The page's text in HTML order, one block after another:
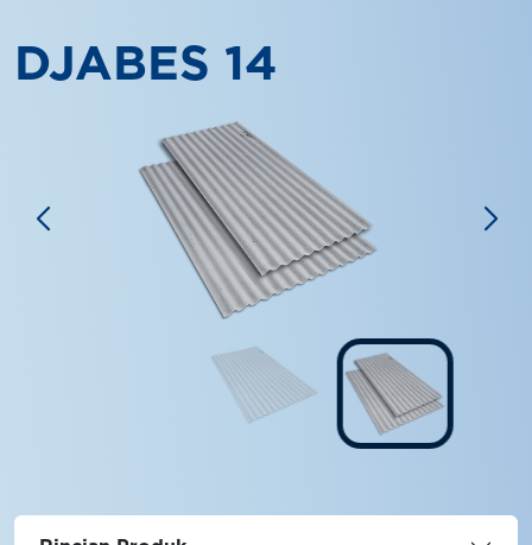
DJABES 14
Rincian Produk